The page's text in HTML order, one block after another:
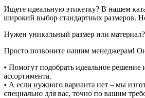
Ищете идеальную этикетку? В нашем
широкий выбор стандартных размеров.
Нужен уникальный размер или материал?
Просто позвоните нашим менеджерам!
• Помогут подобрать идеальное решение
ассортимента.
• А если нужного варианта нет – мы
специально для вас, точно по вашим